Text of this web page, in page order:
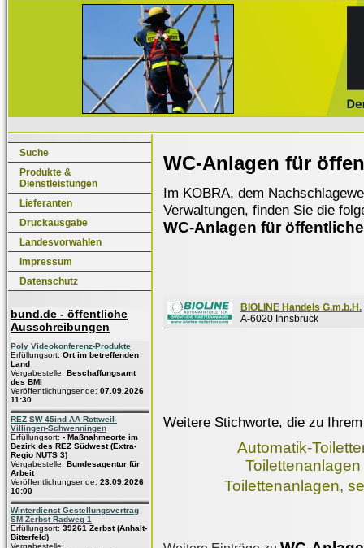
Suche
Produkte &
Dienstleistungen
Lieferanten
Druckausgabe
Landesvorwahlen
Impressum
Datenschutz
bund.de - öffentliche
Ausschreibungen
Poly Videokonferenz-Produkte
Erfüllungsort: Ort im betreffenden
Land
Vergabestelle: Beschaffungsamt
des BMI
Veröffentlichungsende: 07.09.2026
11:30
REZ SW 45ind AA Rottweil-
Villingen-Schwenningen
Erfüllungsort: - Maßnahmeorte im
Bezirk des REZ Südwest (Extra-
Regio NUTS 3)
Vergabestelle: Bundesagentur für
Arbeit
Veröffentlichungsende: 23.09.2026
10:00
Winterdienst Gestellungsvertrag
SM Zerbst Radweg 1
Erfüllungsort: 39261 Zerbst (Anhalt-
Bitterfeld)
Vergabestelle:
WC-Anlagen für
Im KOBRA, dem
Verwaltungen, finden Sie die
WC-Anlagen für
BIOLINE Handels G.m.b.H.
A-6020 Innsbruck
Weitere Stichworte, die zu
Automatik-
Toilettenanlagen,